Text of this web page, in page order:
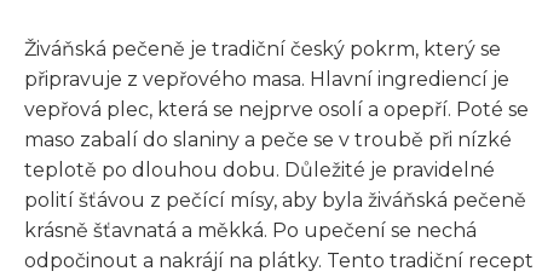
Živáňská pečeně je tradiční český pokrm, který se
připravuje z vepřového masa. Hlavní ingrediencí je
vepřová plec, která se nejprve osolí a opepří. Poté se
maso zabalí do slaniny a peče se v troubě při nízké
teplotě po dlouhou dobu. Důležité je pravidelné
polití šťávou z pečící mísy, aby byla živáňská pečeně
krásně šťavnatá a měkká. Po upečení se nechá
odpočinout a nakrájí na plátky. Tento tradiční recept